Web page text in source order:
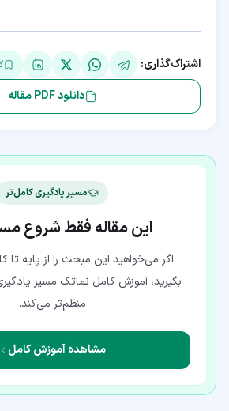
اشتراک‌گذاری:
دانلود PDF مقاله
مسیر یادگیری کامل‌تر
این مقاله فقط شروع
اگر می‌خواهید این مبحث را از پایه تا
بگیرید، آموزش کامل نماتک مسیر
منظم‌تر می‌کند.
مشاهده آموزش کامل